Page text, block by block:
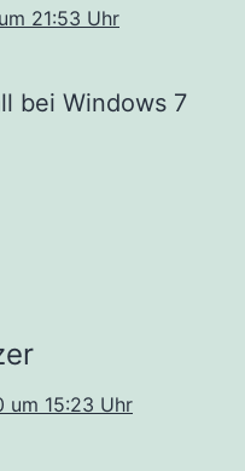
21:53 Uhr
bei Windows 7
um 15:23 Uhr